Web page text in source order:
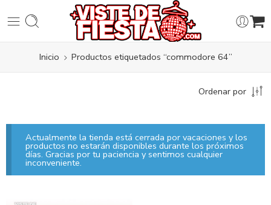
Inicio Productos etiquetados “commodore 64”
Ordenar por
Actualmente la tienda está cerrada por vacaciones y los
productos no estarán disponibles durante los próximos
días. Gracias por tu paciencia y sentimos cualquier
inconveniente.